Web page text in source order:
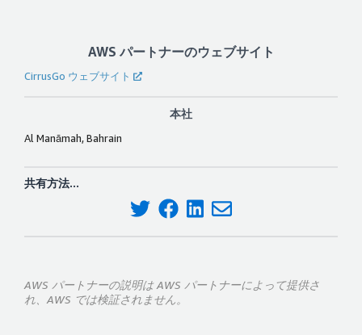
AWS パートナーのウェブサイト
CirrusGo ウェブサイト
本社
Al Manāmah, Bahrain
共有方法...
AWS パートナーの説明は AWS パートナーによって提供さ
れ、AWS では検証されません。